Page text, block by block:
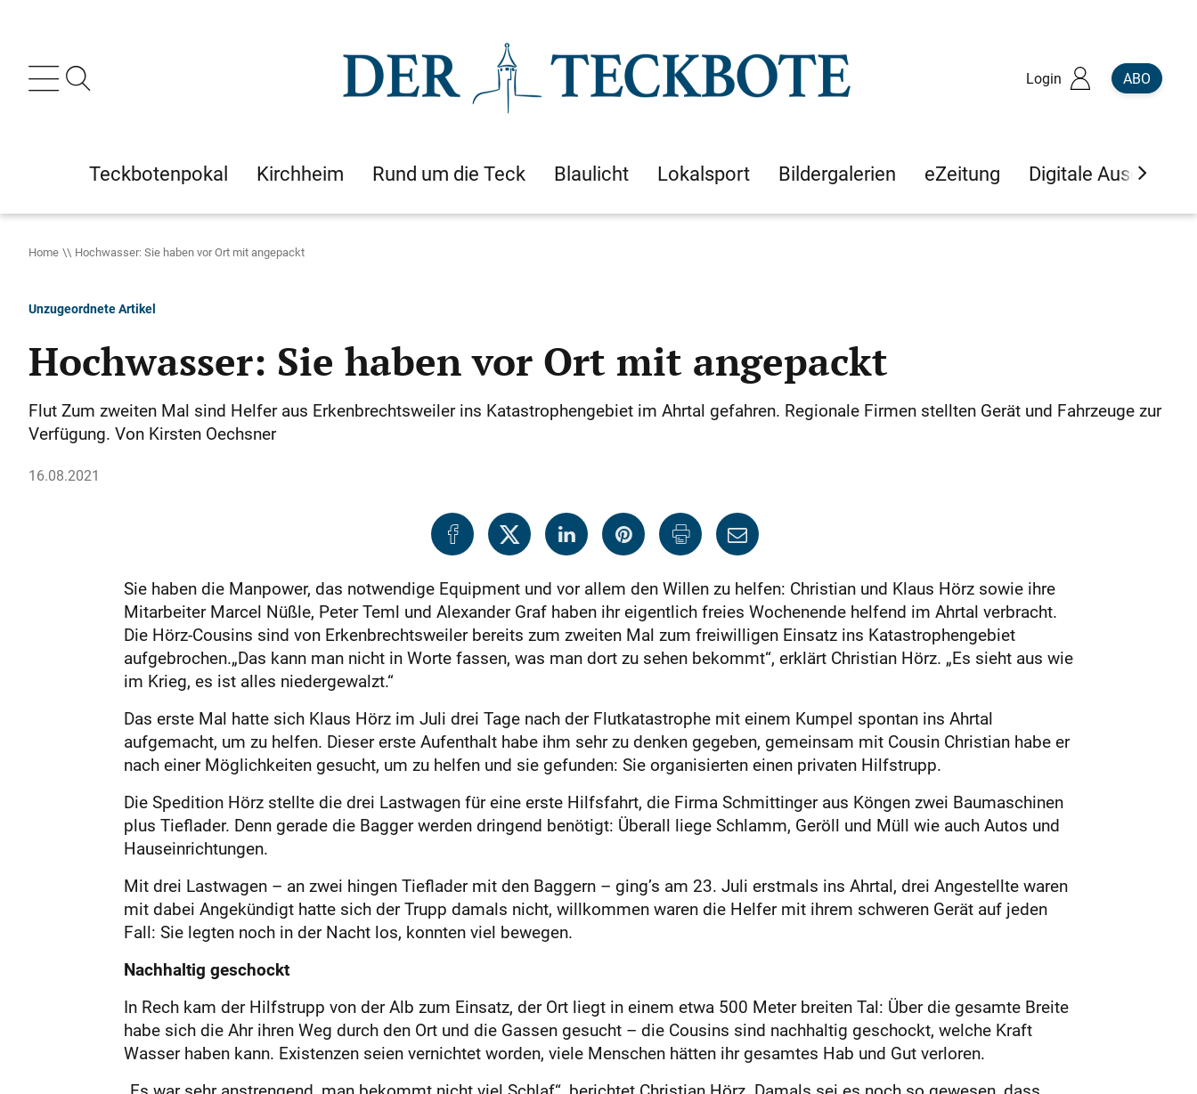
Login ABO
Teckbotenpokal Kirchheim Rund um die Teck Blaulicht Lokalsport Bildergalerien eZeitung Digitale Ausgaben
Home Hochwasser: Sie haben vor Ort mit angepackt
Unzugeordnete Artikel
Hochwasser: Sie haben vor Ort mit angepackt
Flut Zum zweiten Mal sind Helfer aus Erkenbrechtsweiler ins Katastrophengebiet im Ahrtal gefahren. Regionale Firmen stellten Gerät und Fahrzeuge zur
Verfügung. Von Kirsten Oechsner
16.08.2021
Sie haben die Manpower, das notwendige Equipment und vor allem den Willen zu helfen: Christian und Klaus Hörz sowie ihre
Mitarbeiter Marcel Nüßle, Peter Teml und Alexander Graf haben ihr eigentlich freies Wochenende helfend im Ahrtal verbracht.
Die Hörz-Cousins sind von Erkenbrechtsweiler bereits zum zweiten Mal zum freiwilligen Einsatz ins Katastrophengebiet
aufgebrochen.„Das kann man nicht in Worte fassen, was man dort zu sehen bekommt“, erklärt Christian Hörz. „Es sieht aus wie
im Krieg, es ist alles niedergewalzt.“
Das erste Mal hatte sich Klaus Hörz im Juli drei Tage nach der Flutkatastrophe mit einem Kumpel spontan ins Ahrtal
aufgemacht, um zu helfen. Dieser erste Aufenthalt habe ihm sehr zu denken gegeben, gemeinsam mit Cousin Christian habe er
nach einer Möglichkeiten gesucht, um zu helfen und sie gefunden: Sie organisierten einen privaten Hilfstrupp.
Die Spedition Hörz stellte die drei Lastwagen für eine erste Hilfsfahrt, die Firma Schmittinger aus Köngen zwei Baumaschinen
plus Tieflader. Denn gerade die Bagger werden dringend benötigt: Überall liege Schlamm, Geröll und Müll wie auch Autos und
Hauseinrichtungen.
Mit drei Lastwagen – an zwei hingen Tieflader mit den Baggern – ging’s am 23. Juli erstmals ins Ahrtal, drei Angestellte waren
mit dabei Angekündigt hatte sich der Trupp damals nicht, willkommen waren die Helfer mit ihrem schweren Gerät auf jeden
Fall: Sie legten noch in der Nacht los, konnten viel bewegen.
Nachhaltig geschockt
In Rech kam der Hilfstrupp von der Alb zum Einsatz, der Ort liegt in einem etwa 500 Meter breiten Tal: Über die gesamte Breite
habe sich die Ahr ihren Weg durch den Ort und die Gassen gesucht – die Cousins sind nachhaltig geschockt, welche Kraft
Wasser haben kann. Existenzen seien vernichtet worden, viele Menschen hätten ihr gesamtes Hab und Gut verloren.